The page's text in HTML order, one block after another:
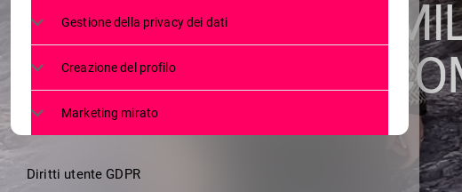
OLIMPIADI
UFFICIALE DEI
Gestione della privacy dei dati
Creazione del profilo
Marketing mirato
Diritti utente GDPR